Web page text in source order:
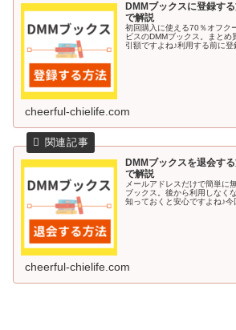
DMMブックスに登録す
で解説
初回購入に使える70％オフク
ビスのDMMブックス。まとめ
引額ですよね♪利用する前に
cheerful-chielife.com
DMMブックスを退会す
で解説
メールアドレスだけで簡単に
ブックス。後から利用しなく
知っておくと安心ですよね♪今
cheerful-chielife.com